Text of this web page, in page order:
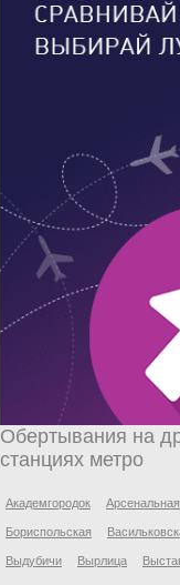
Обертывания на
станциях метро
Академгородок Арсенальная
Бориспольская
Выдубичи Вырлица